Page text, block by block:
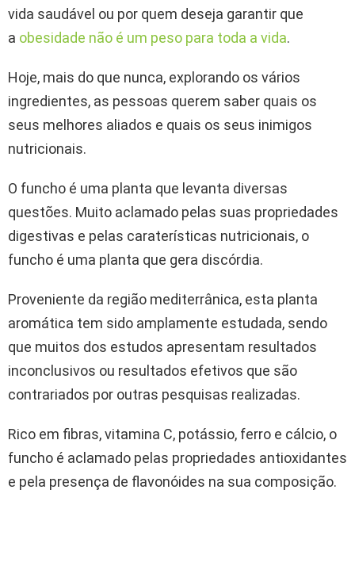
vida saudável ou por quem deseja garantir que
a obesidade não é um peso para toda a vida.
Hoje, mais do que nunca, explorando os vários
ingredientes, as pessoas querem saber quais os
seus melhores aliados e quais os seus inimigos
nutricionais.
O funcho é uma planta que levanta diversas
questões. Muito aclamado pelas suas propriedades
digestivas e pelas caraterísticas nutricionais, o
funcho é uma planta que gera discórdia.
Proveniente da região mediterrânica, esta planta
aromática tem sido amplamente estudada, sendo
que muitos dos estudos apresentam resultados
inconclusivos ou resultados efetivos que são
contrariados por outras pesquisas realizadas.
Rico em fibras, vitamina C, potássio, ferro e cálcio, o
funcho é aclamado pelas propriedades antioxidantes
e pela presença de flavonóides na sua composição.